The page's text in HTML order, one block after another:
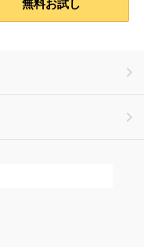
無料お試し